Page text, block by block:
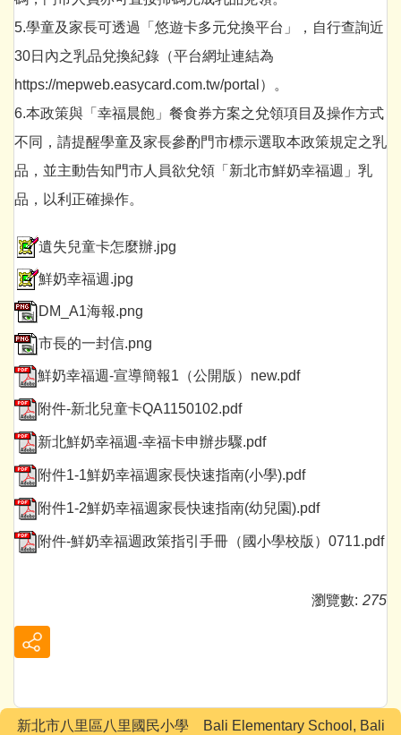
5.學童及家長可透過「悠遊卡多元兌換平台」，自行查詢近
30日內之乳品兌換紀錄（平台網址連結為
https://mepweb.easycard.com.tw/portal）。
6.本政策與「幸福晨飽」餐食券方案之兌領項目及操作方式
不同，請提醒學童及家長參酌門市標示選取本政策規定之乳
品，並主動告知門市人員欲兌領「新北市鮮奶幸福週」乳
品，以利正確操作。
遺失兒童卡怎麼辦.jpg
鮮奶幸福週.jpg
DM_A1海報.png
市長的一封信.png
鮮奶幸福週-宣導簡報1（公開版）new.pdf
附件-新北兒童卡QA1150102.pdf
新北鮮奶幸福週-幸福卡申辦步驟.pdf
附件1-1鮮奶幸福週家長快速指南(小學).pdf
附件1-2鮮奶幸福週家長快速指南(幼兒園).pdf
附件-鮮奶幸福週政策指引手冊（國小學校版）0711.pdf
瀏覽數: 275
新北市八里區八里國民小學 Bali Elementary School, Bali